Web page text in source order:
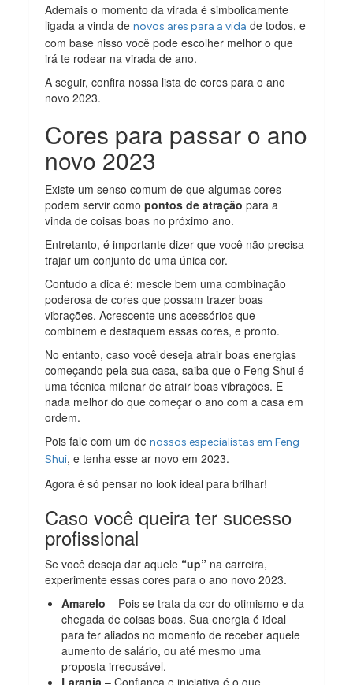
Ademais o momento da virada é simbolicamente
ligada a vinda denovos ares para a vida de todos, e
com base nisso você pode escolher melhor o que
irá te rodear na virada de ano.
A seguir, confira nossa lista de cores para o ano
novo 2023.
Cores para passar o ano
novo 2023
Existe um senso comum de que algumas cores
podem servir comopontos de atração para a
vinda de coisas boas no próximo ano.
Entretanto, é importante dizer que você não precisa
trajar um conjunto de uma única cor.
Contudo a dica é: mescle bem uma combinação
poderosa de cores que possam trazer boas
vibrações. Acrescente uns acessórios que
combinem e destaquem essas cores, e pronto.
No entanto, caso você deseja atrair boas energias
começando pela sua casa, saiba que o Feng Shui é
uma técnica milenar de atrair boas vibrações. E
nada melhor do que começar o ano com a casa em
ordem.
Pois fale com um denossos especialistas em Feng
Shui, e tenha esse ar novo em 2023.
Agora é só pensar no look ideal para brilhar!
Caso você queira ter sucesso
profissional
Se você deseja dar aquele “up” na carreira,
experimente essas cores para o ano novo 2023.
Amarelo – Pois se trata da cor do otimismo e da
chegada de coisas boas. Sua energia é ideal
para ter aliados no momento de receber aquele
aumento de salário, ou até mesmo uma
proposta irrecusável.
Laranja – Confiança e iniciativa é o que